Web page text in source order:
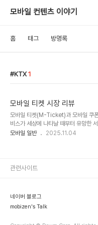
모바일 컨텐츠 이야기
홈 태그 방명록
KTX 1
모바일 티켓 시장 리뷰
모바일 티켓(M-Ticket)과 모바일 쿠
비스가 세상에 나타날 때부터 유망한
였으나 항상 기대만 받았지 실제 시장
러한 긍정적인 평가의 이유로는 2007
모바일 일반 2025.11.04
네이버 블로그
mobizen's Talk
관련사이트